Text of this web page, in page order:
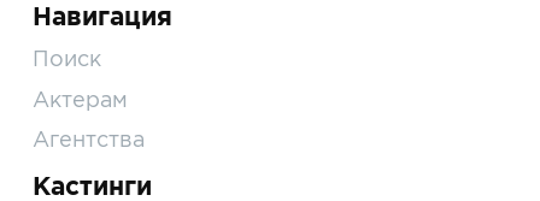
Навигация
Поиск
Актерам
Агентства
Кастинги